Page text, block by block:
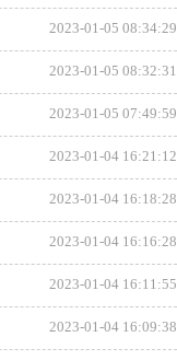
2023-01-05 08:34:29
2023-01-05 08:32:31
2023-01-05 07:49:59
2023-01-04 16:21:12
2023-01-04 16:18:28
2023-01-04 16:16:28
2023-01-04 16:11:55
2023-01-04 16:09:38